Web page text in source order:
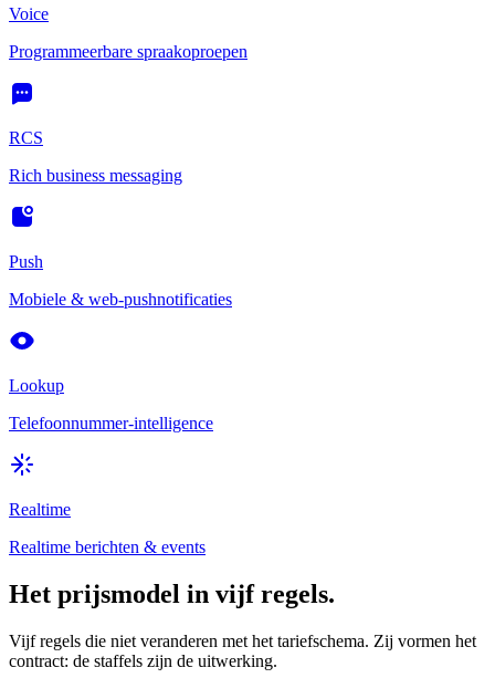
Voice
Programmeerbare spraakoproepen
RCS
Rich business messaging
Push
Mobiele & web-pushnotificaties
Lookup
Telefoonnummer-intelligence
Realtime
Realtime berichten & events
Het prijsmodel in vijf regels.
Vijf regels die niet veranderen met het tariefschema. Zij vormen het
contract: de staffels zijn de uitwerking.